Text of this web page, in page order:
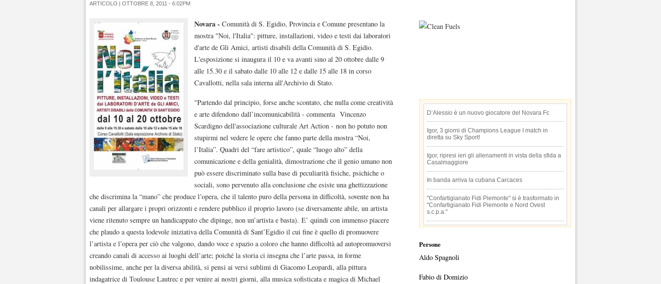
ARTICOLO | OTTOBRE 8, 2011 - 6:02PM
Novara - Comunità di S. Egidio, Provincia e Comune presentano la
mostra "Noi, l'Italia": pitture, installazioni, video e testi dai laboratori
d'arte de Gli Amici, artisti disabili della Comunità di S. Egidio.
L'esposizione si inaugura il 10 e va avanti sino al 20 ottobre dalle 9
alle 15.30 e il sabato dalle 10 alle 12 e dalle 15 alle 18 in corso
Cavallotti, nella sala interna all'Archivio di Stato.
"Partendo dal principio, forse anche scontato, che nulla come creatività
e arte difendono dall’incomunicabilità - commenta Vincenzo
Scardigno dell'associazione culturale Art Action - non ho potuto non
stupirmi nel vedere le opere che fanno parte della mostra “Noi,
l’Italia”. Quadri del “fare artistico”, quale “luogo alto” della
comunicazione e della genialità, dimostrazione che il genio umano non
può essere discriminato sulla base di peculiarità fisiche, psichiche o
sociali, sono pervenuto alla conclusione che esiste una ghettizzazione
che discrimina la “mano” che produce l’opera, che il talento puro della persona in difficoltà, sovente non ha
canali per allargare i propri orizzonti e rendere pubblico il proprio lavoro (se diversamente abile, un artista
viene ritenuto sempre un handicappato che dipinge, non un’artista e basta). E’ quindi con immenso piacere
che plaudo a questa lodevole iniziativa della Comunità di Sant’Egidio il cui fine è quello di promuovere
l’artista e l’opera per ciò che valgono, dando voce e spazio a coloro che hanno difficoltà ad autopromuoversi
creando canali di accesso ai luoghi dell’arte; poiché la storia ci insegna che l’arte passa, in forme
nobilissime, anche per la diversa abilità, si pensi ai versi sublimi di Giacomo Leopardi, alla pittura
indagatrice di Toulouse Lautrec e per venire ai nostri giorni, alla musica sofisticata e magica di Michael
D’Alessio è un nuovo giocatore del Novara Fc
Igor, 3 giorni di Champions League I match in
diretta su Sky Sport!
Igor, ripresi ieri gli allenamenti in vista della sfida a
Casalmaggiore
In banda arriva la cubana Carcaces
"Confartigianato Fidi Piemonte" si è trasformato in
"Confartigianato Fidi Piemonte e Nord Ovest
s.c.p.a."
Persone
Aldo Spagnoli
Fabio di Domizio